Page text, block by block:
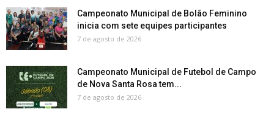
Campeonato Municipal de Bolão Feminino
inicia com sete equipes participantes
7 de agosto de 2026
Campeonato Municipal de Futebol de Campo
de Nova Santa Rosa tem...
7 de agosto de 2026